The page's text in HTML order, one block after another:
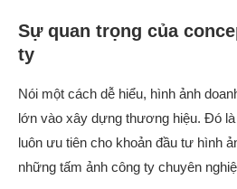
Sự quan trọng của
ty
Nói một cách dễ hiểu, hình ảnh
lớn vào xây dựng thương hiệu. Đó
luôn ưu tiên cho khoản đầu tư hình
những tấm ảnh công ty chuyên